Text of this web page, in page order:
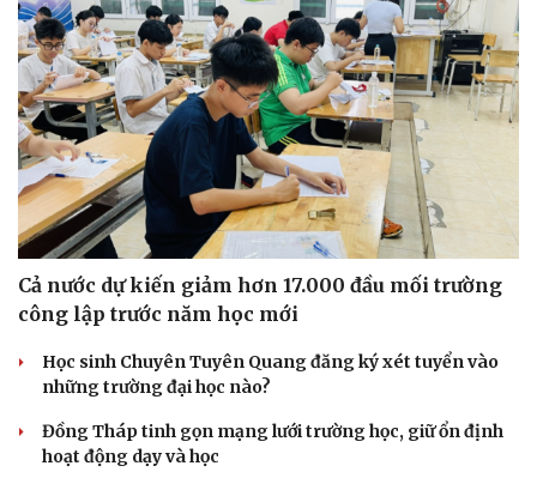
Cả nước dự kiến giảm hơn 17.000 đầu mối trường
công lập trước năm học mới
Học sinh Chuyên Tuyên Quang đăng ký xét tuyển vào
những trường đại học nào?
Đồng Tháp tinh gọn mạng lưới trường học, giữ ổn định
hoạt động dạy và học